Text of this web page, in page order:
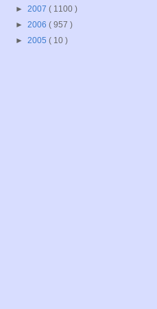
► 2007 ( 1100 )
► 2006 ( 957 )
► 2005 ( 10 )